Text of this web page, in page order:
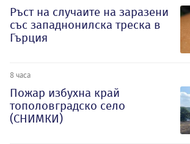
Ръст на случаите на заразени
със западнонилска треска в
Гърция
8 часа
Пожар избухна край
тополовградско село
(СНИМКИ)